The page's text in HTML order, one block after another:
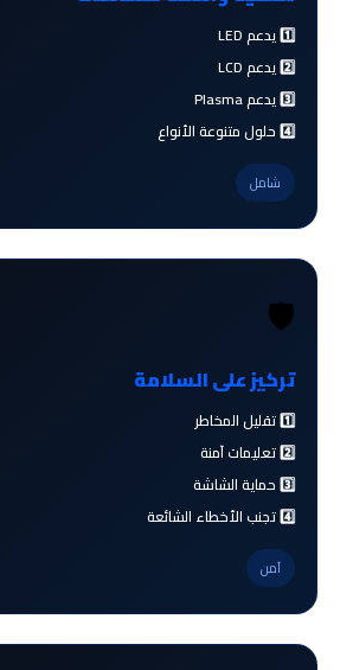
1️⃣ يدعم LED
2️⃣ يدعم LCD
3️⃣ يدعم Plasma
4️⃣ حلول متنوعة الأنواع
شامل
🛡️
تركيز على السلامة
1️⃣ تقليل المخاطر
2️⃣ تعليمات آمنة
3️⃣ حماية الشاشة
4️⃣ تجنب الأخطاء الشائعة
آمن